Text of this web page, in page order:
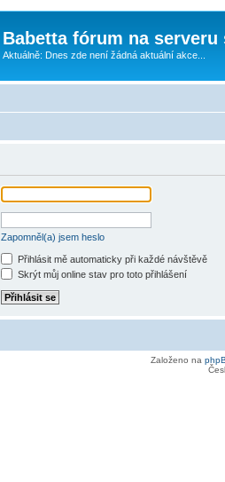
Babetta fórum na serveru
Aktuálně: Dnes zde není žádná aktuální akce...
Zapomněl(a) jsem heslo
Přihlásit mě automaticky při každé návštěvě
Skrýt můj online stav pro toto přihlášení
Založeno na